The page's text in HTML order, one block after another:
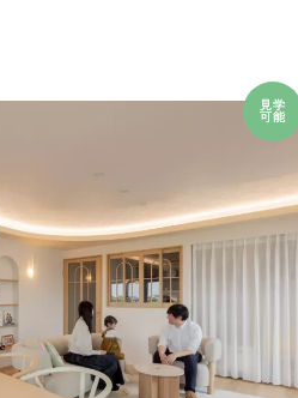
見学
可能